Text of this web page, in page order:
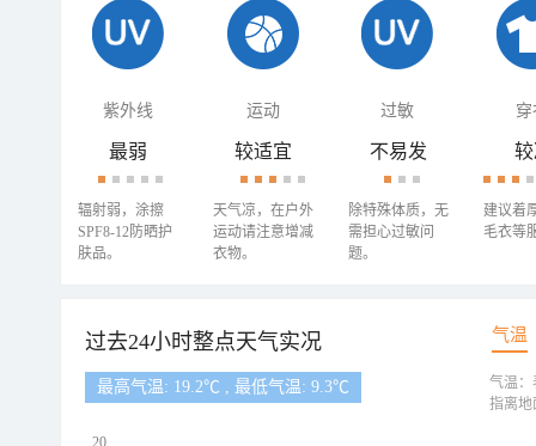
紫外线 运动 过敏 穿
最弱
辐射弱，涂擦
SPF8-12防晒护
肤品。
较适宜
天气凉，在户外
运动请注意增减
衣物。
不易发
除特殊体质，无
需担心过敏问
题。
建议着
毛衣等
过去24小时整点天气实况 气温
最高气温: 19.2℃ , 最低气温: 9.3℃
20
气温：
指离地